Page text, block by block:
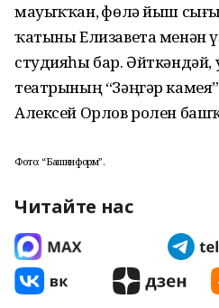
мауыҡҡан, Өфөлә йыш
ҡатыны Елизавета менән
студияһы бар. Әйткәндәй,
театрының “Зәңгәр
Алексей Орлов ролен
Фото: “Башинформ”.
Читайте нас